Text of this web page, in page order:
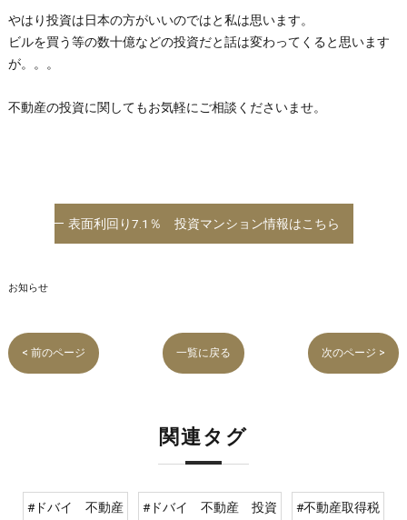
やはり投資は日本の方がいいのではと私は思います。
ビルを買う等の数十億などの投資だと話は変わってくると思います
が。。。
不動産の投資に関してもお気軽にご相談くださいませ。
表面利回り7.1％ 投資マンション情報はこちら
お知らせ
< 前のページ 一覧に戻る 次のページ >
関連タグ
#ドバイ 不動産 #ドバイ 不動産 投資 #不動産取得税